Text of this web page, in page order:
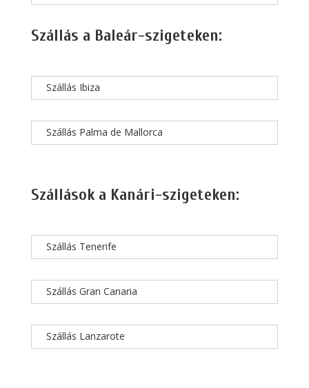
Szállás a Baleár-szigeteken:
Szállás Ibiza
Szállás Palma de Mallorca
Szállások a Kanári-szigeteken:
Szállás Tenerife
Szállás Gran Canaria
Szállás Lanzarote